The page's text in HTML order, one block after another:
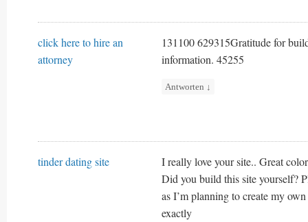
click here to hire an
attorney
131100 629315Gratitude for
information. 45255
Antworten ↓
tinder dating site
I really love your site.. Great
Did you build this site yourself?
as I’m planning to create my
exactly